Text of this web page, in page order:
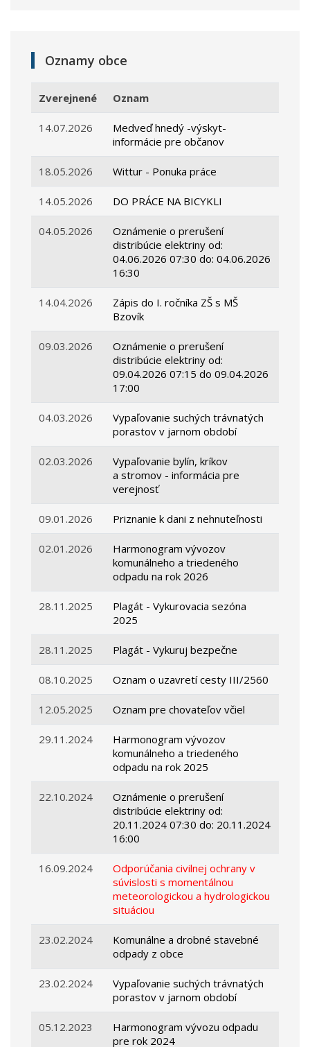
Oznamy obce
Zverejnené Oznam
14.07.2026
Medveď hnedý -výskyt-
informácie pre občanov
18.05.2026 Wittur - Ponuka práce
14.05.2026 DO PRÁCE NA BICYKLI
04.05.2026
Oznámenie o prerušení
distribúcie elektriny od:
04.06.2026 07:30 do: 04.06.2026
16:30
14.04.2026
Zápis do I. ročníka ZŠ s MŠ
Bzovík
09.03.2026
Oznámenie o prerušení
distribúcie elektriny od:
09.04.2026 07:15 do 09.04.2026
17:00
04.03.2026
Vypaľovanie suchých trávnatých
porastov v jarnom období
02.03.2026
Vypaľovanie bylín, kríkov
a stromov - informácia pre
verejnosť
09.01.2026 Priznanie k dani z nehnuteľnosti
02.01.2026
Harmonogram vývozov
komunálneho a triedeného
odpadu na rok 2026
28.11.2025
Plagát - Vykurovacia sezóna
2025
28.11.2025 Plagát - Vykuruj bezpečne
08.10.2025 Oznam o uzavretí cesty III/2560
12.05.2025 Oznam pre chovateľov včiel
29.11.2024
Harmonogram vývozov
komunálneho a triedeného
odpadu na rok 2025
22.10.2024
Oznámenie o prerušení
distribúcie elektriny od:
20.11.2024 07:30 do: 20.11.2024
16:00
16.09.2024
Odporúčania civilnej ochrany v
súvislosti s momentálnou
meteorologickou a hydrologickou
situáciou
23.02.2024
Komunálne a drobné stavebné
odpady z obce
23.02.2024
Vypaľovanie suchých trávnatých
porastov v jarnom období
05.12.2023
Harmonogram vývozu odpadu
pre rok 2024